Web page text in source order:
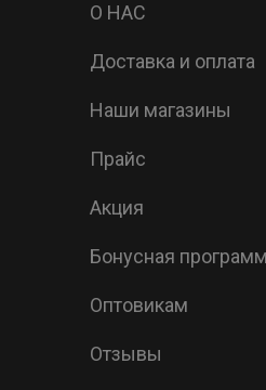
О НАС
Доставка и оплата
Наши магазины
Прайс
Акция
Бонусная
Оптовикам
Отзывы